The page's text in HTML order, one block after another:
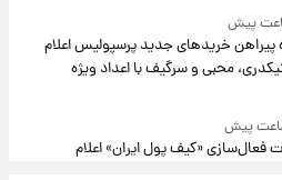
پیراهن خریدهای جدید پرسپولیس اعلام
محبی و سرگیف با اعداد ویژه
فعال‌سازی «کیف پول ایران» اعلام